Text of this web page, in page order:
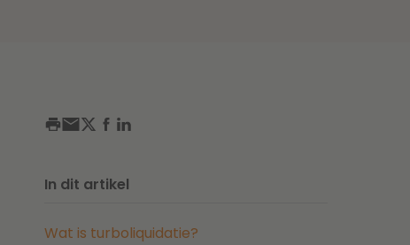
In dit artikel
Wat is turboliquidatie?